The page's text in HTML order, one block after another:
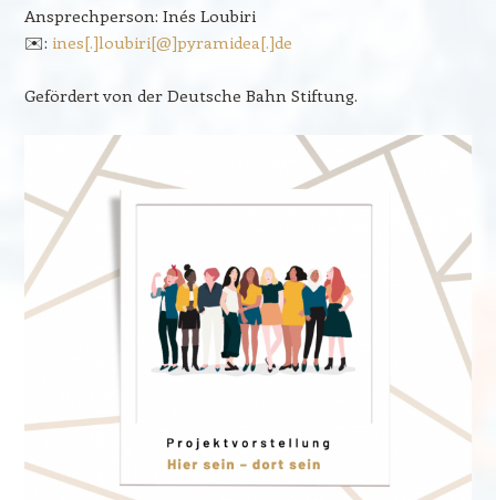
Ansprechperson: Inés Loubiri
✉️: ines[.]loubiri[@]pyramidea[.]de
Gefördert von der Deutsche Bahn Stiftung.